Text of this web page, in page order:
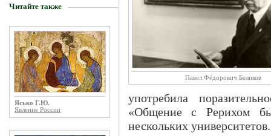
Читайте также
Ясько Г.Ю.
Явление России
Павел Фёдорович Беликов
употребила
«Общение с Рерихом
нескольких